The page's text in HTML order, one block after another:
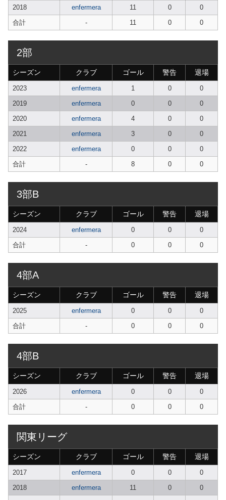
2018 enfermera 11 0
0
合計
- 11 0 0
2部
シーズン クラブ ゴール 警告 退場
2023 enfermera 1 0
0
2019
enfermera 0 0
0
2020
enfermera 4 0
0
2021
enfermera 3 0
0
2022
enfermera 0 0
0
合計
- 8 0 0
3部B
シーズン クラブ ゴール 警告 退場
2024 enfermera 0 0
0
合計
- 0 0 0
4部A
シーズン クラブ ゴール 警告 退場
2025 enfermera 0 0
0
合計
- 0 0 0
4部B
シーズン クラブ ゴール 警告 退場
2026 enfermera 0 0
0
合計
- 0 0 0
関東リーグ
シーズン クラブ ゴール 警告 退場
2017 enfermera 0 0
0
2018
enfermera 11 0
0